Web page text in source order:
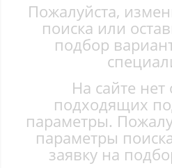
Высокий
Гурьевск
Ерунаково
Заводской р-н
Загорский
Пожалуйста,
поиска или
подбор
На сайте нет
подходящих
параметры.
параметры
заявку на